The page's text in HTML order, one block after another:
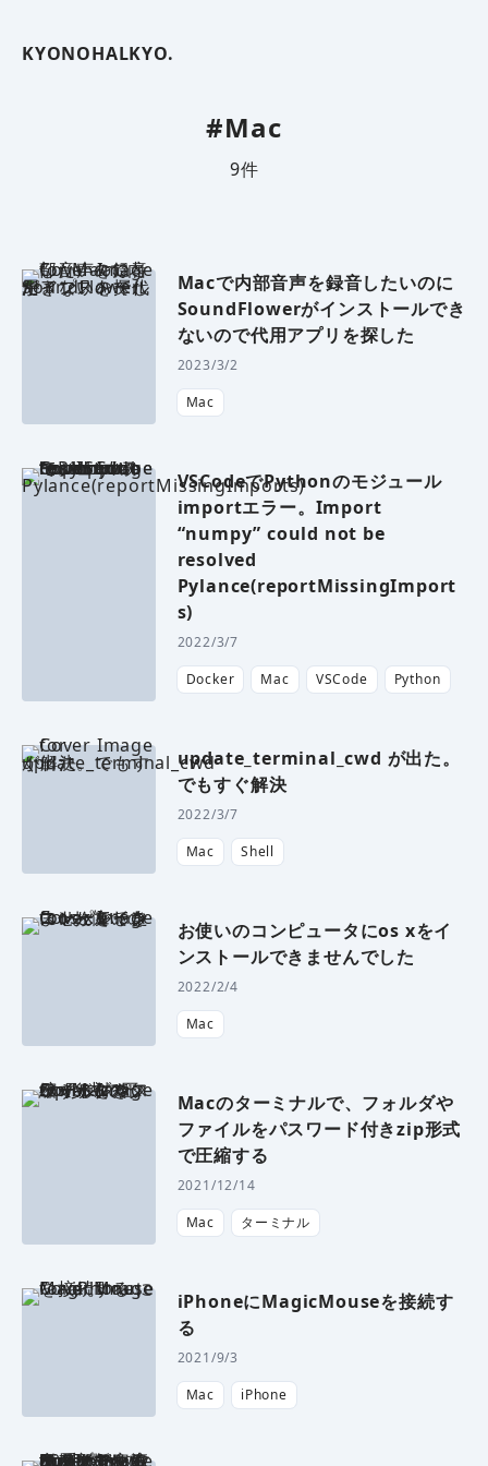
KYONOHALKYO.
#Mac
9件
Macで内部音声を録音したいのに
SoundFlowerがインストールでき
ないので代用アプリを探した
2023/3/2
Mac
VSCodeでPythonのモジュール
importエラー。Import
“numpy” could not be
resolved
Pylance(reportMissingImport
s)
2022/3/7
Docker
Mac VSCode Python
update_terminal_cwd が出た。
でもすぐ解決
2022/3/7
Mac
Shell
お使いのコンピュータにos xをイ
ンストールできませんでした
2022/2/4
Mac
Macのターミナルで、フォルダや
ファイルをパスワード付きzip形式
で圧縮する
2021/12/14
Mac
ターミナル
iPhoneにMagicMouseを接続す
る
2021/9/3
Mac
iPhone